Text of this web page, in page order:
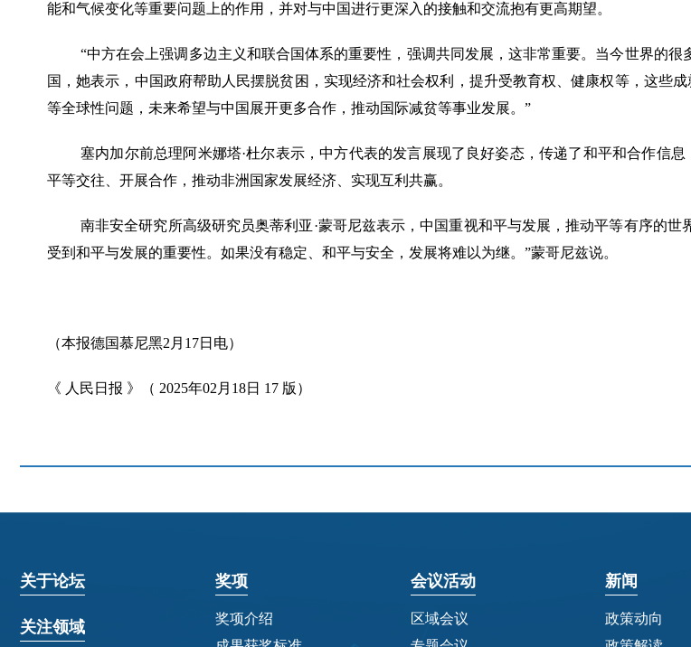
能和气候变化等重要问题上的作用，并对与中国进行更深入的接触和交流抱有更高期望。
“中方在会上强调多边主义和联合国体系的重要性，强调共同发展，这非常重要。当今世界的
国，她表示，中国政府帮助人民摆脱贫困，实现经济和社会权利，提升受教育权、健康权等，这些
等全球性问题，未来希望与中国展开更多合作，推动国际减贫等事业发展。”
塞内加尔前总理阿米娜塔·杜尔表示，中方代表的发言展现了良好姿态，传递了和平和合作信
平等交往、开展合作，推动非洲国家发展经济、实现互利共赢。
南非安全研究所高级研究员奥蒂利亚 ·蒙哥尼兹表示，中国重视和平与发展，推动平等有序的
受到和平与发展的重要性。如果没有稳定、和平与安全，发展将难以为继。”蒙哥尼兹说。
（本报德国慕尼黑2月17日电）
《 人民日报 》（ 2025年02月18日 17 版）
关于论坛
关注领域
奖项
奖项介绍
会议活动
区域会议
新闻
政策动向